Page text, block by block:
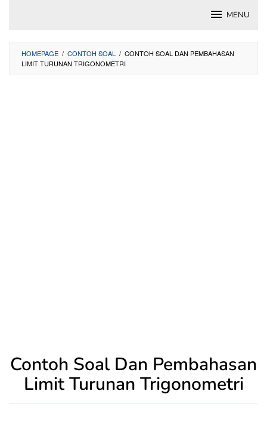
MENU
HOMEPAGE / CONTOH SOAL / CONTOH SOAL DAN PEMBAHASAN
LIMIT TURUNAN TRIGONOMETRI
Contoh Soal Dan Pembahasan
Limit Turunan Trigonometri